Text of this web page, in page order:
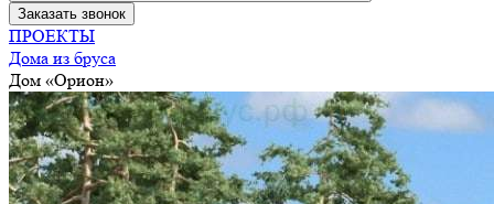
Заказать звонок
ПРОЕКТЫ
Дома из бруса
Дом «Орион»